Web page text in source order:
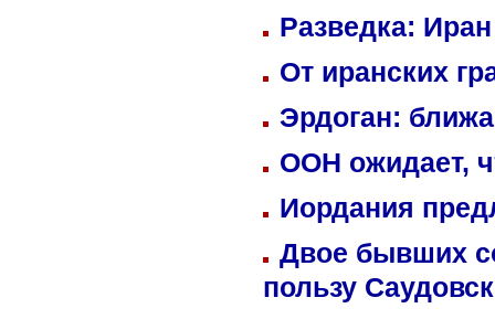
Разведка:
От иранских
Эрдоган:
ООН ожидает,
Иордания
Двое бывших
пользу